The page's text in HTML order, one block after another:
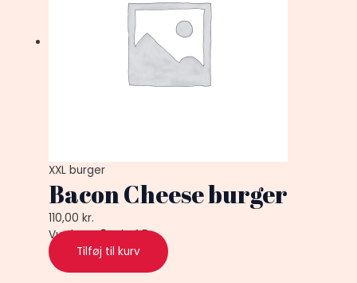
XXL burger
Bacon Cheese burger
110,00kr.
Vurderet0ud af 5
Tilføj til kurv